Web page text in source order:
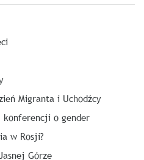
Migranta i Uchodźcy
konferencji o gender
w Rosji?
Górze